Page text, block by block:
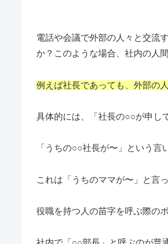
電話や会議で外部の人々と交流
か？このような場合、社内の人
例えば社長であっても、外部の
具体的には、「社長の○○が申し
「うちの○○社長が〜」という言
これは「うちのママが〜」と言
役職を持つ人の苗字を呼ぶ際の